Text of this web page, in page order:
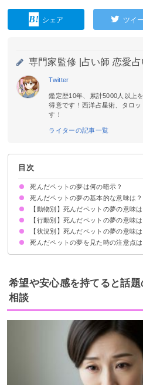
シェア ツイ
専門家監修 | 占い師 恋愛
Twitter
鑑定歴10年、累計5000人以上
得意です！西洋占星術、タロ
す！
ライターの記事一覧
目次
死んだペットの夢は何の暗示？
死んだペットの夢の基本的な意味は？
①運気の上昇を暗示
②亡くなったペットへの愛情
③愛され願望の暗示
状況によって意味が決まる
【動物別】死んだペットの夢の意味は
死んだ犬の夢【警告夢】
死んだ猫の夢【吉夢】
死んだうさぎの夢【吉夢】
死んだ鳥の夢【吉夢】
死んだハムスターの夢【警告夢】
死んだ爬虫類の夢【吉夢】
【行動別】死んだペットの夢の意味は
死んだペットを抱っこする夢【警告夢
死んだペットを撫でる夢【吉夢】
死んだペットと遊ぶ夢【吉夢】
死んだペットに餌を与える夢【吉夢】
死んだペットと散歩する夢【吉夢】
死んだペットに舐められる夢【警告夢
死んだペットを探す夢【警告夢】
【状況別】死んだペットの夢の意味は
死んだペットが生き返る夢【吉夢】
亡くなったペットが夢でも亡くなる夢
死んだペットが寝ている夢【警告夢】
死んだペットがリアルな夢【警告夢】
死んだペットが怪我をしている夢【警
死んだペットが逃げる夢【吉夢】
死んだペットが一瞬だけ現れる夢【吉
死んだペットの夢を見た時の注意点は
吉夢なら話さない
警告夢や凶夢なら内容を人に話す
希望や安心感を持てると話
相談